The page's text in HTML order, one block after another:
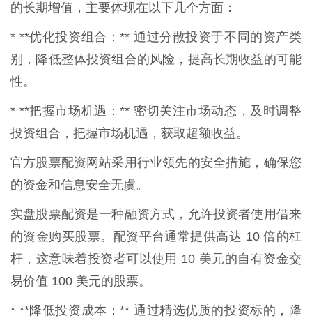
的长期增值，主要体现在以下几个方面：
* **优化投资组合：** 通过分散投资于不同的资产类
别，降低整体投资组合的风险，提高长期收益的可能
性。
* **把握市场机遇：** 密切关注市场动态，及时调整
投资组合，把握市场机遇，获取超额收益。
官方股票配资网站采用行业领先的安全措施，确保您
的资金和信息安全无虞。
实盘股票配资是一种融资方式，允许投资者使用借来
的资金购买股票。配资平台通常提供高达 10 倍的杠
杆，这意味着投资者可以使用 10 美元的自有资金交
易价值 100 美元的股票。
* **降低投资成本：** 通过精选优质的投资标的，降